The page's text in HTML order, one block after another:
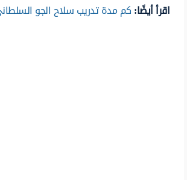
اقرأ أيضًا:كم مدة تدريب سلاح الجو